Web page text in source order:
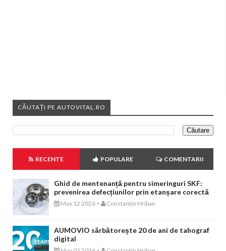
CĂUTAȚI PE AUTOVITAL.RO
RECENTE POPULARE COMENTARII
Ghid de mentenanță pentru simeringuri SKF:
prevenirea defecțiunilor prin etanșare corectă
May 12 2026 - Constantin Hriban
AUMOVIO sărbătorește 20 de ani de tahograf
digital